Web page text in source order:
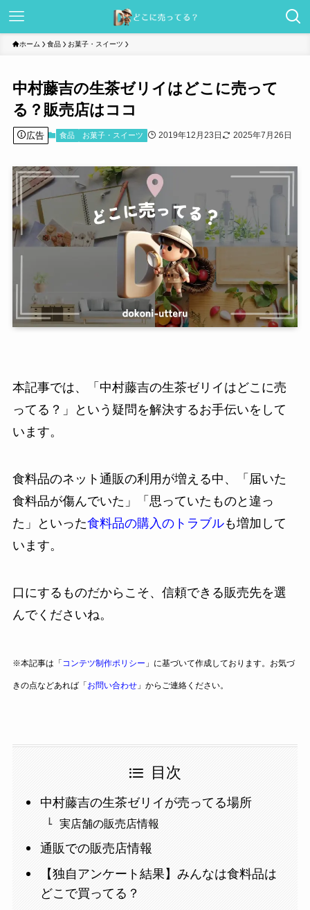
ホーム 食品 お菓子・スイーツ
中村藤吉の生茶ゼリイはどこに売って
る？販売店はココ
広告 食品 お菓子・スイーツ 2019年12月23日 2025年7月26日
本記事では、「中村藤吉の生茶ゼリイはどこに売
ってる？」という疑問を解決するお手伝いをして
います。
食料品のネット通販の利用が増える中、「届いた
食料品が傷んでいた」「思っていたものと違っ
た」といった食料品の購入のトラブルも増加して
います。
口にするものだからこそ、信頼できる販売先を選
んでくださいね。
※本記事は「 コンテツ制作ポリシー 」に基づいて作成しております。お気づ
きの点などあれば「お問い合わせ」からご連絡ください。
目次
中村藤吉の生茶ゼリイが売ってる場所
実店舗の販売店情報
通販での販売店情報
【独自アンケート結果】みんなは食料品は
どこで買ってる？